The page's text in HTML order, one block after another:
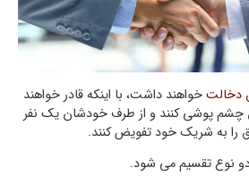
دخالتخواهند داشت، با اینکه قادر خواهند
چشم پوشی کنند و از طرف خودشان يك نفر
را به شريك خود تفويض كنند.
نوع تقسیم می شود.